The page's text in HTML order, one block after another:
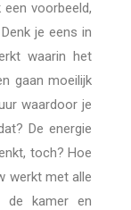
voorbeeld,
je eens in
waarin het
gaan moeilijk
waardoor je
De energie
toch? Hoe
werkt met alle
de kamer en